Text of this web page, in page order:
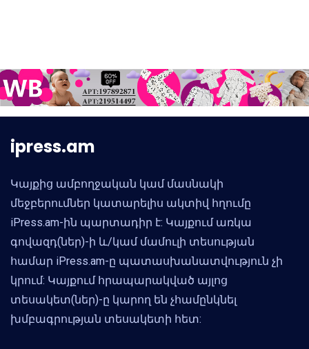
ipress.am
Կայքից ամբողջական կամ մասնակի
մեջբերումներ կատարելիս ակտիվ հղումը
iPress.am-ին պարտադիր է: Կայքում առկա
գովազդ(ներ)-ի և/կամ մամուլի տեսության
համար iPress.am-ը պատասխանատվություն չի
կրում: Կայքում հրապարակված այլոց
տեսակետ(ներ)-ը կարող են չհամընկնել
խմբագրության տեսակետի հետ: